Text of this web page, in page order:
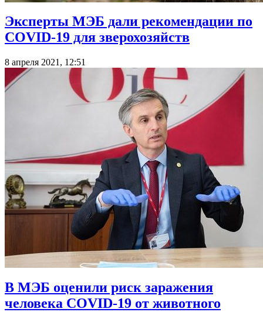
Эксперты МЭБ дали рекомендации по
COVID-19 для зверохозяйств
8 апреля 2021, 12:51
В МЭБ оценили риск заражения
человека COVID-19 от животного